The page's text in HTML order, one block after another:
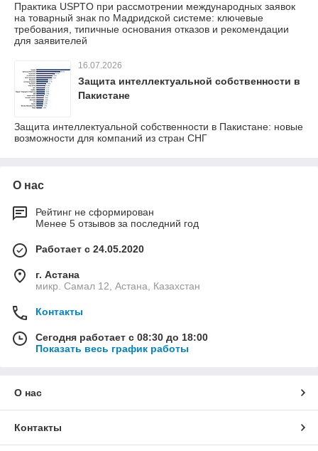
Практика USPTO при рассмотрении международных заявок
на товарный знак по Мадридской системе: ключевые
требования, типичные основания отказов и рекомендации
для заявителей
16.07.2026
Защита интеллектуальной собственности в
Пакистане
Защита интеллектуальной собственности в Пакистане: новые
возможности для компаний из стран СНГ
О нас
Рейтинг не сформирован
Менее 5 отзывов за последний год
Работает с 24.05.2020
г. Астана
микр. Самал 12, Астана, Казахстан
Контакты
Сегодня работает с 08:30 до 18:00
Показать весь график работы
О нас
Контакты